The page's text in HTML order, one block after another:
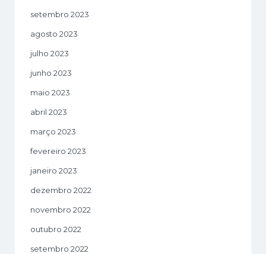
setembro 2023
agosto 2023
julho 2023
junho 2023
maio 2023
abril 2023
março 2023
fevereiro 2023
janeiro 2023
dezembro 2022
novembro 2022
outubro 2022
setembro 2022